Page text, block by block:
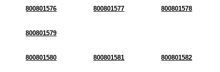
800801576 800801577 800801578
800801579
800801580 800801581 800801582